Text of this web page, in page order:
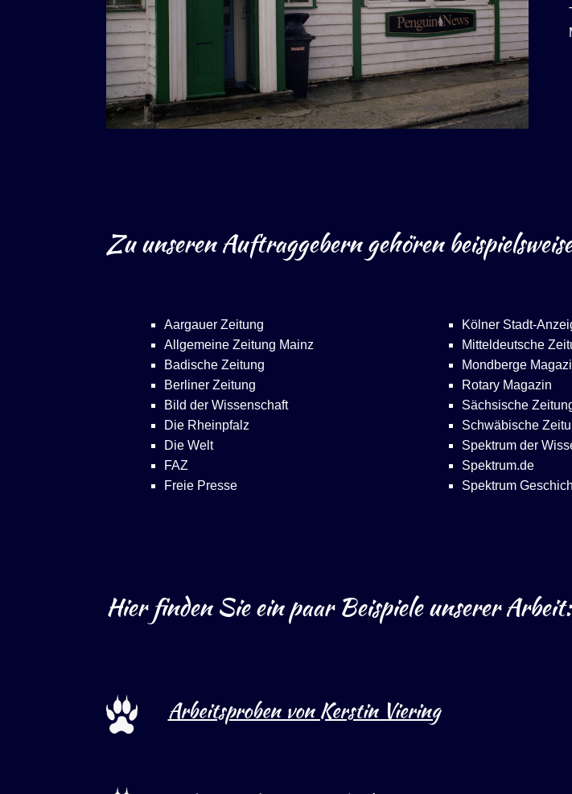
Zu unseren Auftraggebern gehören
Aargauer Zeitung
Allgemeine Zeitung Mainz
Badische Zeitung
Berliner Zeitung
Bild der Wissenschaft
Die Rheinpfalz
Die Welt
FAZ
Freie Presse
Kölner Stadt-
Mitteldeutsche
Mondberge
Rotary Magazin
Sächsische
Schwäbische
Spektrum der
Spektrum.de
Spektrum
Hier finden Sie ein paar Beispiele unserer Arbeit:
Arbeitsproben von Kerstin Viering